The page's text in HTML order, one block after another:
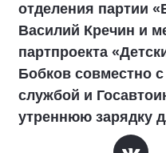
отделения партии
Василий Кречин и
партпроекта
Бобков совместно
службой и
утреннюю зарядку